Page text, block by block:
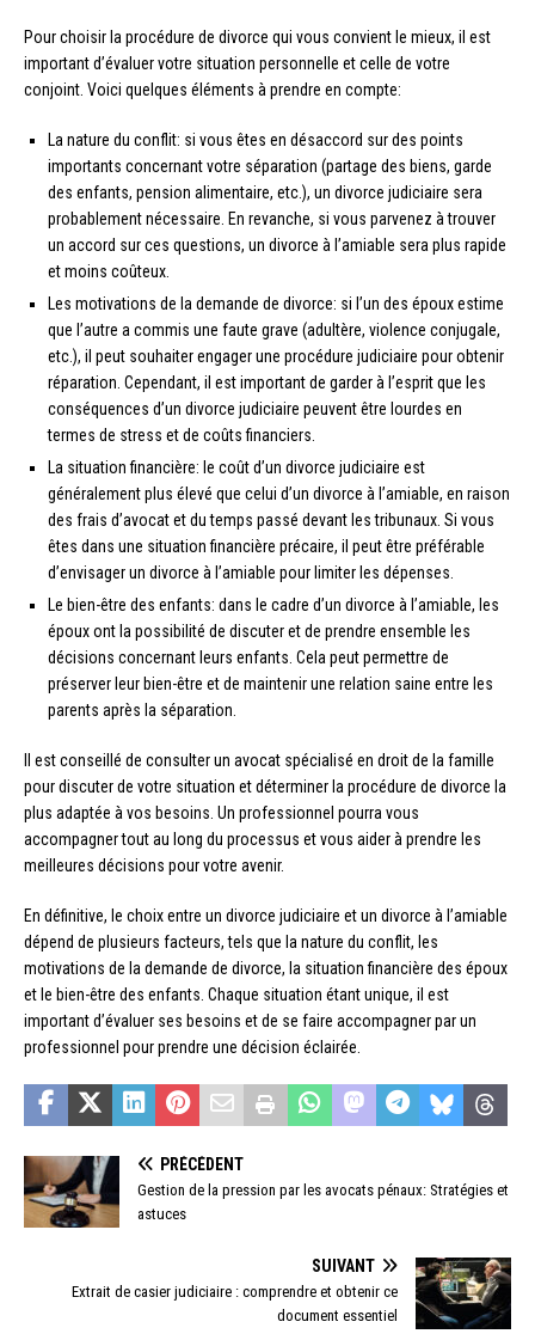
Pour choisir la procédure de divorce qui vous convient le mieux, il est
important d’évaluer votre situation personnelle et celle de votre
conjoint. Voici quelques éléments à prendre en compte:
La nature du conflit: si vous êtes en désaccord sur des points
importants concernant votre séparation (partage des biens, garde
des enfants, pension alimentaire, etc.), un divorce judiciaire sera
probablement nécessaire. En revanche, si vous parvenez à trouver
un accord sur ces questions, un divorce à l’amiable sera plus rapide
et moins coûteux.
Les motivations de la demande de divorce: si l’un des époux estime
que l’autre a commis une faute grave (adultère, violence conjugale,
etc.), il peut souhaiter engager une procédure judiciaire pour obtenir
réparation. Cependant, il est important de garder à l’esprit que les
conséquences d’un divorce judiciaire peuvent être lourdes en
termes de stress et de coûts financiers.
La situation financière: le coût d’un divorce judiciaire est
généralement plus élevé que celui d’un divorce à l’amiable, en raison
des frais d’avocat et du temps passé devant les tribunaux. Si vous
êtes dans une situation financière précaire, il peut être préférable
d’envisager un divorce à l’amiable pour limiter les dépenses.
Le bien-être des enfants: dans le cadre d’un divorce à l’amiable, les
époux ont la possibilité de discuter et de prendre ensemble les
décisions concernant leurs enfants. Cela peut permettre de
préserver leur bien-être et de maintenir une relation saine entre les
parents après la séparation.
Il est conseillé de consulter un avocat spécialisé en droit de la famille
pour discuter de votre situation et déterminer la procédure de divorce la
plus adaptée à vos besoins. Un professionnel pourra vous
accompagner tout au long du processus et vous aider à prendre les
meilleures décisions pour votre avenir.
En définitive, le choix entre un divorce judiciaire et un divorce à l’amiable
dépend de plusieurs facteurs, tels que la nature du conflit, les
motivations de la demande de divorce, la situation financière des époux
et le bien-être des enfants. Chaque situation étant unique, il est
important d’évaluer ses besoins et de se faire accompagner par un
professionnel pour prendre une décision éclairée.
PRÉCÉDENT
Gestion de la pression par les avocats pénaux: Stratégies et
astuces
SUIVANT
Extrait de casier judiciaire : comprendre et obtenir ce
document essentiel